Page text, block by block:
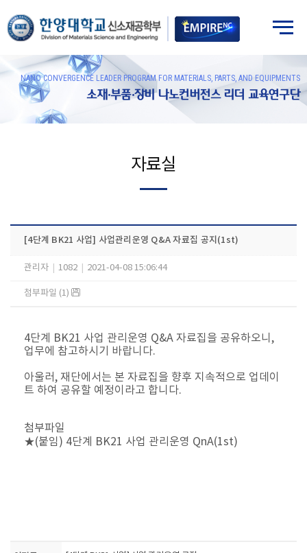
NANO CONVERGENCE LEADER PROGRAM FOR MATERIALS, PARTS, AND EQUIPMENTS
소재·부품·장비 나노컨버전스 리더 교육연구단
자료실
[4단계 BK21 사업] 사업관리운영 Q&A 자료집 공지(1st)
관리자 1082 2021-04-08 15:06:44
첨부파일 (1)
4단계 BK21 사업 관리운영 Q&A 자료집을 공유하오니,
업무에 참고하시기 바랍니다.
아울러, 재단에서는 본 자료집을 향후 지속적으로 업데이
트 하여 공유할 예정이라고 합니다.
첨부파일
★(붙임) 4단계 BK21 사업 관리운영 QnA(1st)